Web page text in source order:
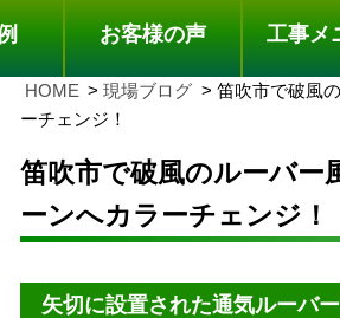
お客様の声 工事メ
HOME 現場ブログ
笛吹市で破風
ーチェンジ！
笛吹市で破風のルーバー
ーンへカラーチェンジ！
矢切に設置された通気ルーバー